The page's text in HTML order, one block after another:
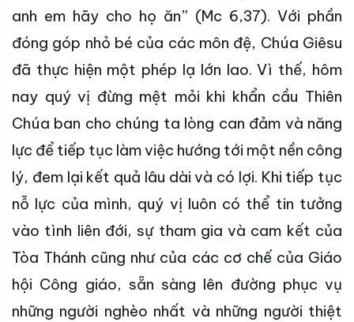
anh em hãy cho họ ăn” (Mc 6,37). Với phần
đóng góp nhỏ bé của các môn đệ, Chúa Giêsu
đã thực hiện một phép lạ lớn lao. Vì thế, hôm
nay quý vị đừng mệt mỏi khi khẩn cầu Thiên
Chúa ban cho chúng ta lòng can đảm và năng
lực để tiếp tục làm việc hướng tới một nền công
lý, đem lại kết quả lâu dài và có lợi. Khi tiếp tục
nỗ lực của mình, quý vị luôn có thể tin tưởng
vào tình liên đới, sự tham gia và cam kết của
Tòa Thánh cũng như của các cơ chế của Giáo
hội Công giáo, sẵn sàng lên đường phục vụ
những người nghèo nhất và những người thiệt